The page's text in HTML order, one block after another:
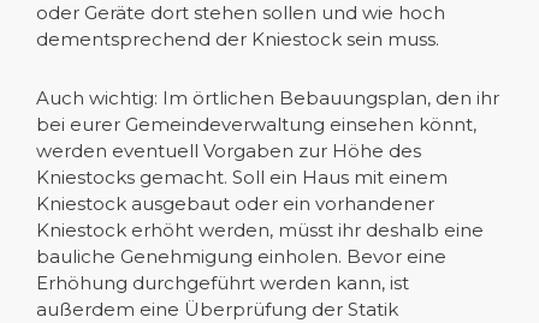
oder Geräte dort stehen sollen und wie hoch
dementsprechend der Kniestock sein muss.
Auch wichtig: Im örtlichen Bebauungsplan, den ihr
bei eurer Gemeindeverwaltung einsehen könnt,
werden eventuell Vorgaben zur Höhe des
Kniestocks gemacht. Soll ein Haus mit einem
Kniestock ausgebaut oder ein vorhandener
Kniestock erhöht werden, müsst ihr deshalb eine
bauliche Genehmigung einholen. Bevor eine
Erhöhung durchgeführt werden kann, ist
außerdem eine Überprüfung der Statik